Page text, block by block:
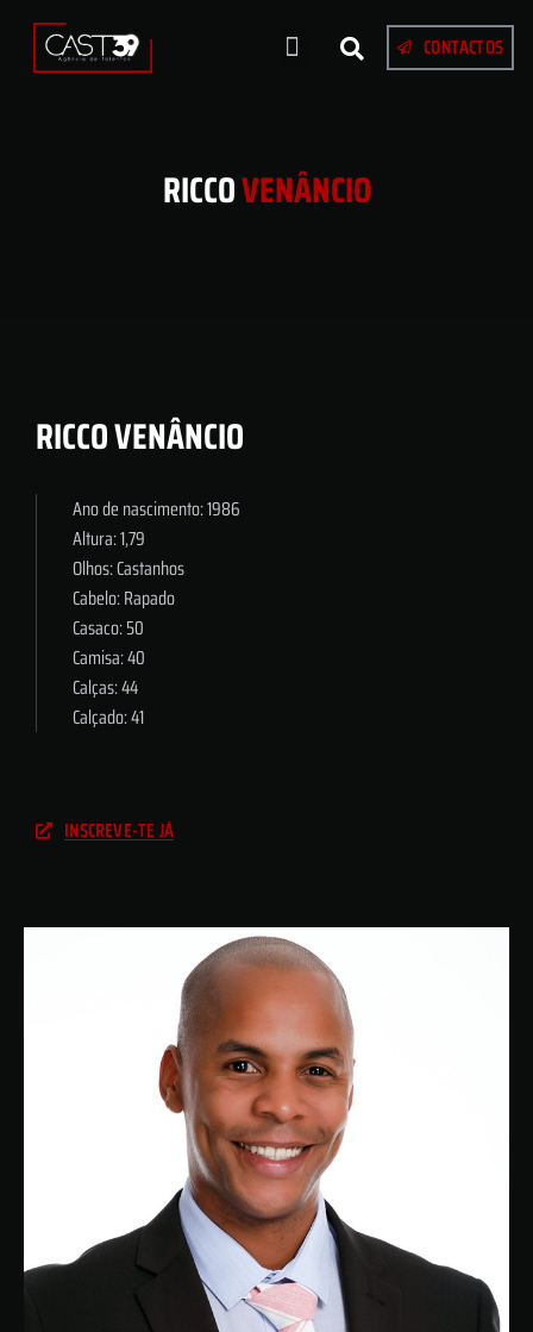
CONTACTOS
RICCOVENÂNCIO
RICCO VENÂNCIO
Ano de nascimento: 1986
Altura: 1,79
Olhos: Castanhos
Cabelo: Rapado
Casaco: 50
Camisa: 40
Calças: 44
Calçado: 41
INSCREVE-TE JÁ